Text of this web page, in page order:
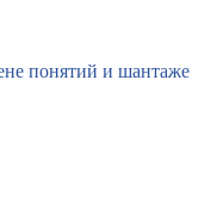
понятий и шантаже